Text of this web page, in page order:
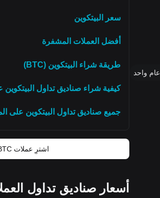
عام واحد
سعر البيتكوين
أفضل العملات المشفرة
طريقة شراء البيتكوين (BTC)
كيفية شراء صناديق تداول
جميع صناديق تداول البيتكوين على
اشترِ عملات BTC الآن
أسعار صناديق تداول